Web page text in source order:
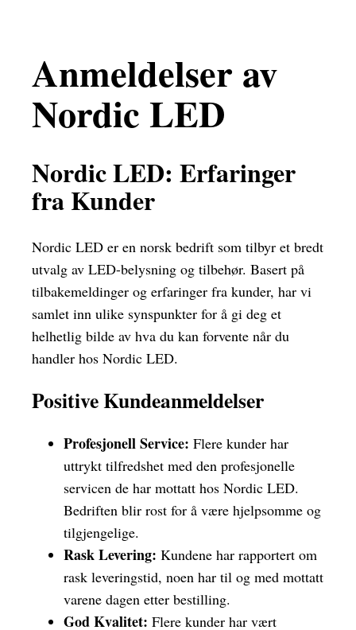
Anmeldelser av
Nordic LED
Nordic LED: Erfaringer
fra Kunder
Nordic LED er en norsk bedrift som tilbyr et bredt
utvalg av LED-belysning og tilbehør. Basert på
tilbakemeldinger og erfaringer fra kunder, har vi
samlet inn ulike synspunkter for å gi deg et
helhetlig bilde av hva du kan forvente når du
handler hos Nordic LED.
Positive Kundeanmeldelser
Profesjonell Service: Flere kunder har
uttrykt tilfredshet med den profesjonelle
servicen de har mottatt hos Nordic LED.
Bedriften blir rost for å være hjelpsomme og
tilgjengelige.
Rask Levering: Kundene har rapportert om
rask leveringstid, noen har til og med mottatt
varene dagen etter bestilling.
God Kvalitet: Flere kunder har vært